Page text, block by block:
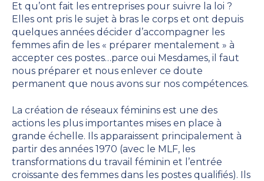
Et qu’ont fait les entreprises pour suivre la loi ?
Elles ont pris le sujet à bras le corps et ont depuis
quelques années décider d’accompagner les
femmes afin de les « préparer mentalement » à
accepter ces postes…parce oui Mesdames, il faut
nous préparer et nous enlever ce doute
permanent que nous avons sur nos compétences.
La création de réseaux féminins est une des
actions les plus importantes mises en place à
grande échelle. Ils apparaissent principalement à
partir des années 1970 (avec le MLF, les
transformations du travail féminin et l’entrée
croissante des femmes dans les postes qualifiés). Ils